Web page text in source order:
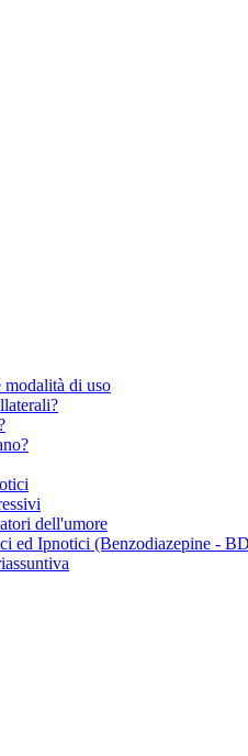
di uso
dell'umore
ed Ipnotici (Benzodiazepine -